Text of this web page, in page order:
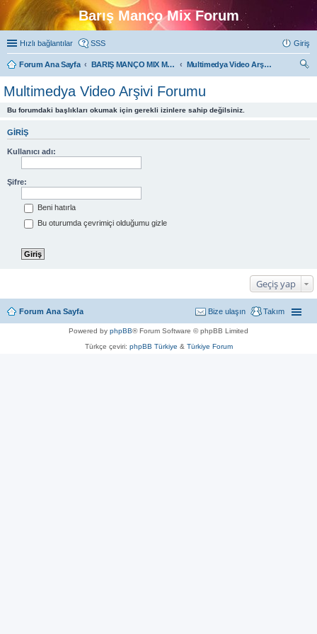
Barış Manço Mix Forum
Hızlı bağlantılar SSS Giriş
Forum Ana Sayfa BARIŞ MANÇO MIX MULTIMEDYA FORUMLARI
Multimedya Video Arşivi Forumu
Multimedya Video Arşivi Forumu
Bu forumdaki başlıkları okumak için gerekli izinlere sahip değilsiniz.
GIRIŞ
Kullanıcı adı:
Şifre:
Beni hatırla
Bu oturumda çevrimiçi olduğumu gizle
Geçiş yap
Forum Ana Sayfa Takım
Bize ulaşın
Powered by phpBB® Forum Software © phpBB Limited
Türkçe çeviri: phpBB Türkiye & Türkiye Forum